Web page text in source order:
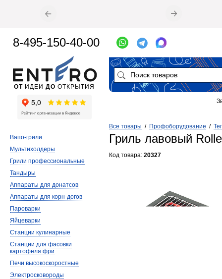
Все товары / Профоборудование /
Гриль лавовый
Код товара: 20327
Вапо-грили
Мультихолдеры
Грили профессиональные
Тандыры
Аппараты для донатсов
Аппараты для корн-догов
Пароварки
Яйцеварки
Станции кулинарные
Станции для фасовки
картофеля фри
Печи высокоскоростные
Электросковороды
ОТ ИДЕИ ДО ОТКРЫТИЯ
8-495-150-40-00